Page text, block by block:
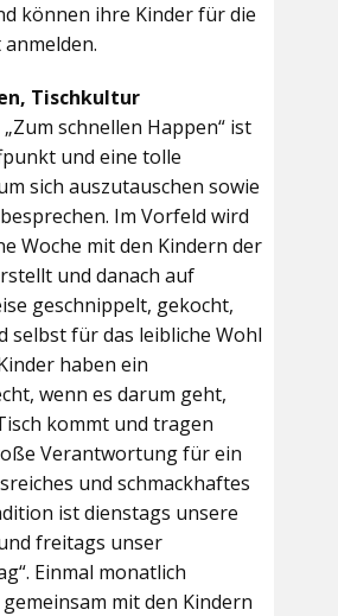
können ihre Kinder für die
Tischkultur
schnellen Happen“ ist
und eine tolle
sich auszutauschen sowie
Im Vorfeld wird
Woche mit den Kindern der
und danach auf
geschnippelt, gekocht,
selbst für das leibliche Wohl
haben ein
wenn es darum geht,
kommt und tragen
Verantwortung für ein
und schmackhaftes
ist dienstags unsere
freitags unser
Einmal monatlich
mit den Kindern